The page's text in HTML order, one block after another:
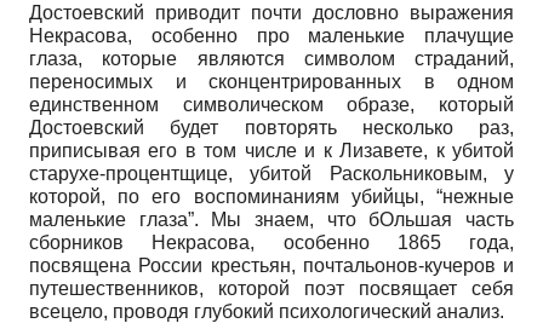
Достоевский приводит почти дословно выражения
Некрасова, особенно про маленькие плачущие
глаза, которые являются символом страданий,
переносимых и сконцентрированных в одном
единственном символическом образе, который
Достоевский будет повторять несколько раз,
приписывая его в том числе и к Лизавете, к убитой
старухе-процентщице, убитой Раскольниковым, у
которой, по его воспоминаниям убийцы, “нежные
маленькие глаза”. Мы знаем, что бОльшая часть
сборников Некрасова, особенно 1865 года,
посвящена России крестьян, почтальонов-кучеров и
путешественников, которой поэт посвящает себя
всецело, проводя глубокий психологический анализ.